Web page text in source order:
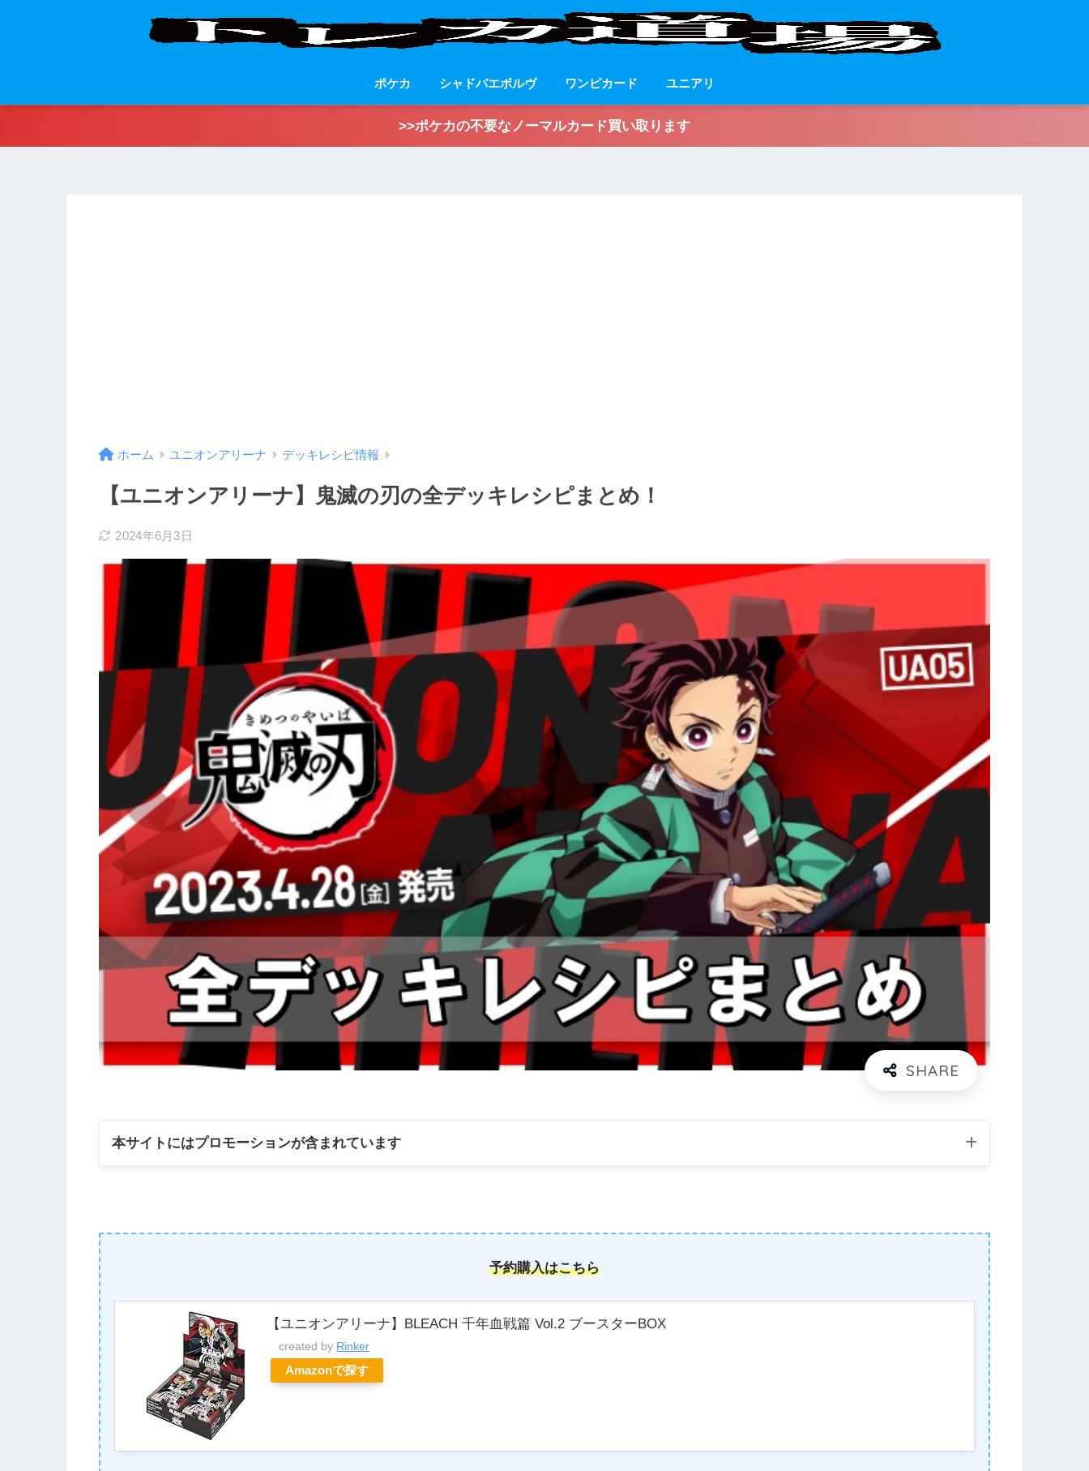
ポケカ シャドバエボルヴ ワンピカード ユニアリ
>>ポケカの不要なノーマルカード買い取ります
ホーム ユニオンアリーナ デッキレシピ情報
【ユニオンアリーナ】鬼滅の刃の全デッキレシピまとめ！
2024年6月3日
本サイトにはプロモーションが含まれています
予約購入はこちら
【ユニオンアリーナ】BLEACH 千年血戦篇 Vol.2 ブースターBOX
created by Rinker
Amazonで探す